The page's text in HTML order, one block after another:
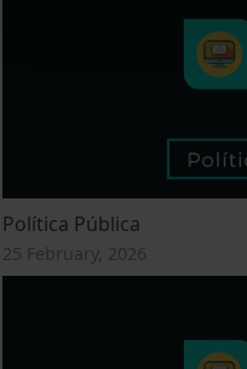
Política Pública
25 February, 2026